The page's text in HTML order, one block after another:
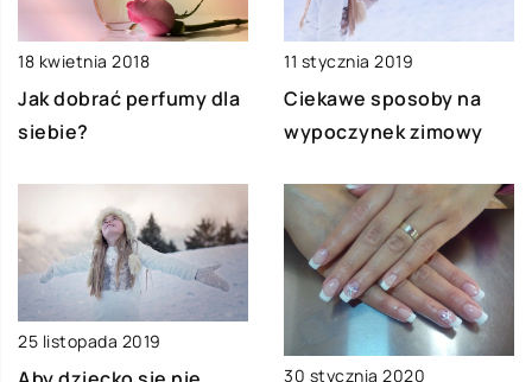
18 kwietnia 2018
Jak dobrać perfumy dla
siebie?
11 stycznia 2019
Ciekawe sposoby na
wypoczynek zimowy
25 listopada 2019
30 stycznia 2020